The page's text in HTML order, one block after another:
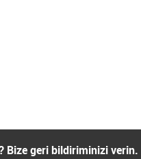
Bize geri bildiriminizi verin.